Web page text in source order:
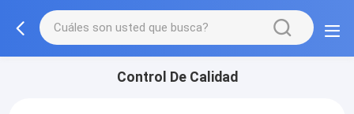
Control De Calidad